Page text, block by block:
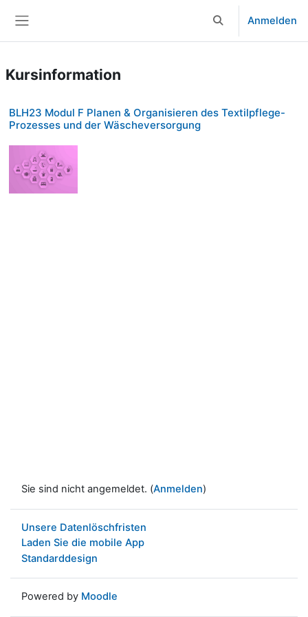
Sucheingabe
Anmelden
Kursinformation
BLH23 Modul F Planen & Organisieren des Textilpflege-
Prozesses und der Wäscheversorgung
Sie sind nicht angemeldet. (Anmelden)
Unsere Datenlöschfristen
Laden Sie die mobile App
Standarddesign
Powered by Moodle